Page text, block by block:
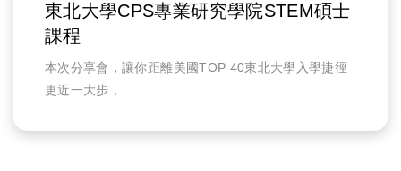
東北大學CPS專業研究學院STEM碩士
課程
本次分享會，讓你距離美國TOP 40東北大學入學捷徑
更近一大步，